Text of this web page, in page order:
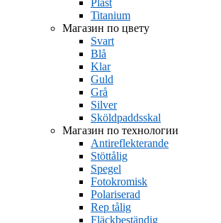
Plast
Titanium
Магазин по цвету
Svart
Blå
Klar
Guld
Grå
Silver
Sköldpaddsskal
Магазин по технологии
Antireflekterande
Stöttålig
Spegel
Fotokromisk
Polariserad
Rep tålig
Fläckbeständig